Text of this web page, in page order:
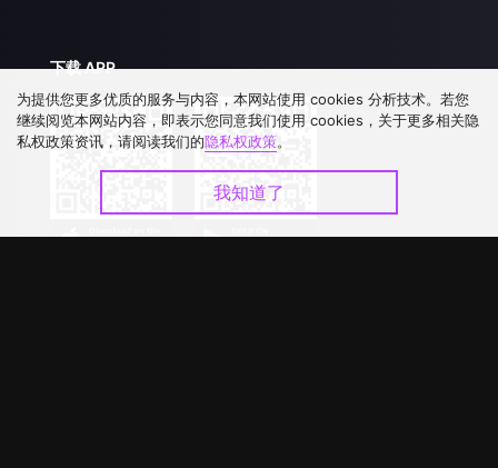
下载 APP
为提供您更多优质的服务与内容，本网站使用 cookies 分析技术。若您
继续阅览本网站内容，即表示您同意我们使用 cookies，关于更多相关隐
私权政策资讯，请阅读我们的隐私权政策。
我知道了